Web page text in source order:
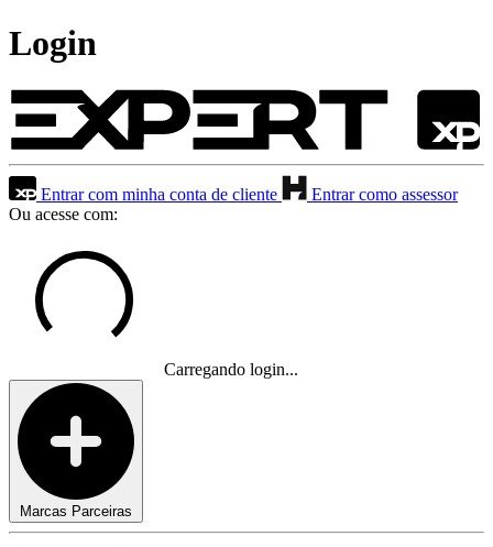
Login
Entrar com minha conta de cliente
Entrar como assessor
Ou acesse com:
Carregando login...
Marcas Parceiras